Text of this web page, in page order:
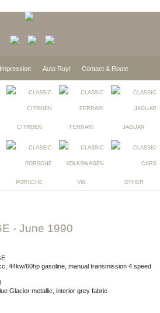
Impression Auto Ruyl Contact & Route
CITROEN FERRARI JAGUAR
PORSCHE VW OTHER
- June 1990
44kw/60hp gasoline, manual transmission 4 speed
Glacier metallic, interior grey fabric